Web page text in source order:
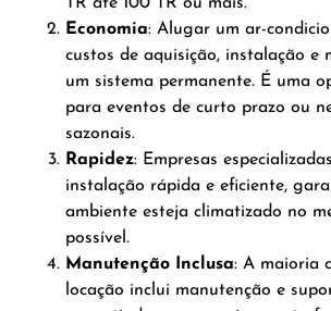
Economia: Alugar um ar-
custos de aquisição, instalação e
um sistema permanente. É uma
para eventos de curto prazo ou
sazonais.
Rapidez: Empresas
instalação rápida e eficiente,
ambiente esteja climatizado no
possível.
Manutenção Inclusa: A maioria
locação inclui manutenção e